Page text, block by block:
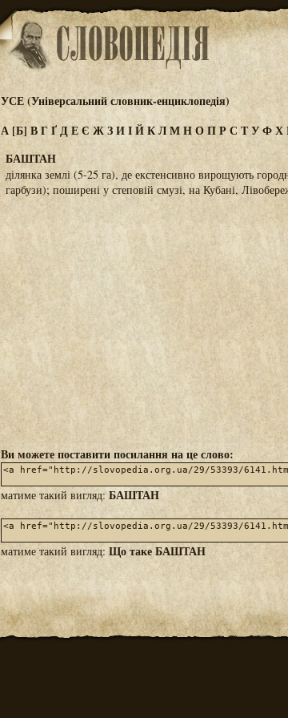
УСЕ (Універсальний словник-енциклопедія)
А [Б] ВГ ҐДЕЄ ЖЗИІЙКЛМНОПРС ТУФХ
БАШТАН
ділянка землі (5-25 га), де екстенсивно вирощують
гарбузи); поширені у степовій смузі, на Кубані,
Ви можете поставити посилання на це слово:
матиме такий вигляд:БАШТАН
матиме такий вигляд: Що таке БАШТАН